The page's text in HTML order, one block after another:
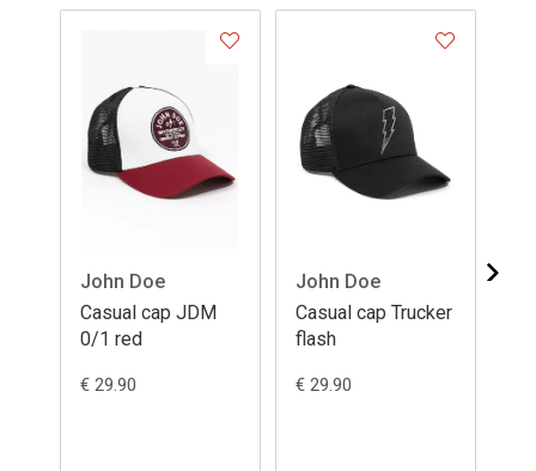
John Doe
Casual cap JDM
0/1 red
€ 29.90
John Doe
Casual cap Trucker
flash
€ 29.90